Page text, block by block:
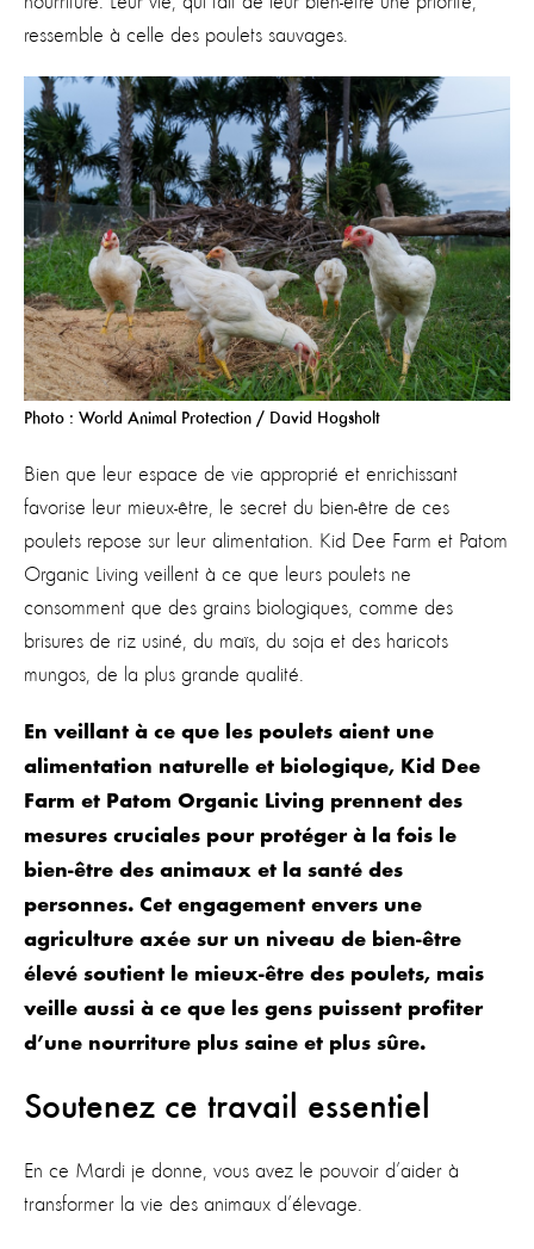
ressemble à celle des poulets sauvages.
Photo : World Animal Protection / David Hogsholt
Bien que leur espace de vie approprié et enrichissant
favorise leur mieux-être, le secret du bien-être de ces
poulets repose sur leur alimentation. Kid Dee Farm et Patom
Organic Living veillent à ce que leurs poulets ne
consomment que des grains biologiques, comme des
brisures de riz usiné, du maïs, du soja et des haricots
mungos, de la plus grande qualité.
En veillant à ce que les poulets aient une
alimentation naturelle et biologique, Kid Dee
Farm et Patom Organic Living prennent des
mesures cruciales pour protéger à la fois le
bien-être des animaux et la santé des
personnes. Cet engagement envers une
agriculture axée sur un niveau de bien-être
élevé soutient le mieux-être des poulets, mais
veille aussi à ce que les gens puissent profiter
d’une nourriture plus saine et plus sûre.
Soutenez ce travail essentiel
En ce Mardi je donne, vous avez le pouvoir d’aider à
transformer la vie des animaux d’élevage.